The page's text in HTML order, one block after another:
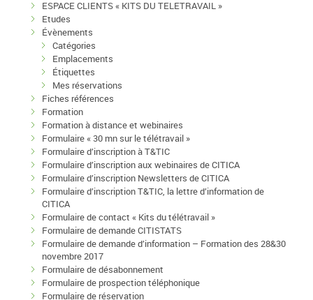
ESPACE CLIENTS « KITS DU TELETRAVAIL »
Etudes
Évènements
Catégories
Emplacements
Étiquettes
Mes réservations
Fiches références
Formation
Formation à distance et webinaires
Formulaire « 30 mn sur le télétravail »
Formulaire d’inscription à T&TIC
Formulaire d’inscription aux webinaires de CITICA
Formulaire d’inscription Newsletters de CITICA
Formulaire d’inscription T&TIC, la lettre d’information de
CITICA
Formulaire de contact « Kits du télétravail »
Formulaire de demande CITISTATS
Formulaire de demande d’information – Formation des 28&30
novembre 2017
Formulaire de désabonnement
Formulaire de prospection téléphonique
Formulaire de réservation